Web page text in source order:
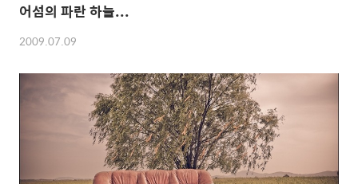
어섬의 파란 하늘...
2009.07.09